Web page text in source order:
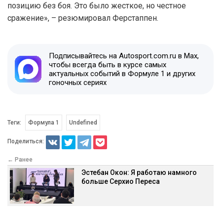
позицию без боя. Это было жесткое, но честное
сражение», – резюмировал Ферстаппен.
Подписывайтесь на Autosport.com.ru в Max,
чтобы всегда быть в курсе самых
актуальных событий в Формуле 1 и других
гоночных сериях
Теги: Формула 1 Undefined
Поделиться:
← Ранее
Эстебан Окон: Я работаю намного
больше Серхио Переса